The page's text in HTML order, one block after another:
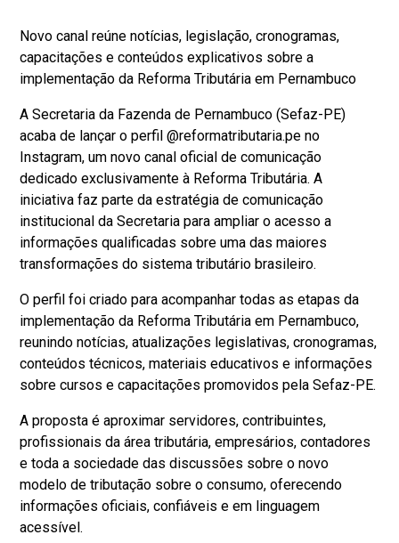
Novo canal reúne notícias, legislação, cronogramas,
capacitações e conteúdos explicativos sobre a
implementação da Reforma Tributária em Pernambuco
A Secretaria da Fazenda de Pernambuco (Sefaz-PE)
acaba de lançar o perfil @reformatributaria.pe no
Instagram, um novo canal oficial de comunicação
dedicado exclusivamente à Reforma Tributária. A
iniciativa faz parte da estratégia de comunicação
institucional da Secretaria para ampliar o acesso a
informações qualificadas sobre uma das maiores
transformações do sistema tributário brasileiro.
O perfil foi criado para acompanhar todas as etapas da
implementação da Reforma Tributária em Pernambuco,
reunindo notícias, atualizações legislativas, cronogramas,
conteúdos técnicos, materiais educativos e informações
sobre cursos e capacitações promovidos pela Sefaz-PE.
A proposta é aproximar servidores, contribuintes,
profissionais da área tributária, empresários, contadores
e toda a sociedade das discussões sobre o novo
modelo de tributação sobre o consumo, oferecendo
informações oficiais, confiáveis e em linguagem
acessível.